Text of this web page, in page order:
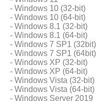
- Windows 10 (32-bit)
- Windows 10 (64-bit)
- Windows 8.1 (32-bit)
- Windows 8.1 (64-bit)
- Windows 7 SP1 (32bit)
- Windows 7 SP1 (64bit)
- Windows XP (32-bit)
- Windows XP (64-bit)
- Windows Vista (32-bit)
- Windows Vista (64-bit)
- Windows Server 2019